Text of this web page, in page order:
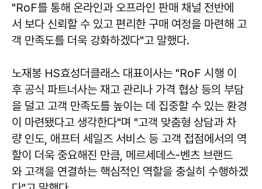
"RoF를 통해 온라인과 오프라인 판매 채널 전반에
서 보다 신뢰할 수 있고 편리한 구매 여정을 마련해 고
객 만족도를 더욱 강화하겠다"고 말했다.
노재봉 HS효성더클래스 대표이사는 "RoF 시행 이
후 공식 파트너사는 재고 관리나 가격 협상 등의 부담
을 덜고 고객 만족도를 높이는 데 집중할 수 있는 환경
이 마련됐다고 생각한다"며 "고객 맞춤형 상담과 차
량 인도, 애프터 세일즈 서비스 등 고객 접점에서의 역
할이 더욱 중요해진 만큼, 메르세데스-벤츠 브랜드
와 고객을 연결하는 핵심적인 역할을 충실히 수행하겠